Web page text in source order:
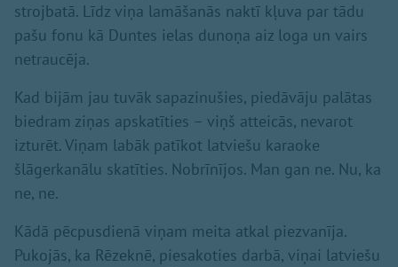
strojbatā. Līdz viņa lamāšanās naktī kļuva par tādu
pašu fonu kā Duntes ielas dunoņa aiz loga un vairs
netraucēja.
Kad bijām jau tuvāk sapazinušies, piedāvāju palātas
biedram ziņas apskatīties – viņš atteicās, nevarot
izturēt. Viņam labāk patīkot latviešu karaoke
šlāgerkanālu skatīties. Nobrīnījos. Man gan ne. Nu, ka
ne, ne.
Kādā pēcpusdienā viņam meita atkal piezvanīja.
Pukojās, ka Rēzeknē, piesakoties darbā, viņai latviešu